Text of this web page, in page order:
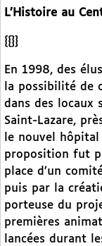
L’Histoire au
{{}}
En 1998, des
la possibilité de
dans des locaux
Saint-Lazare,
le nouvel
proposition fut
place d’un
puis par la
porteuse du
premières
lancées durant